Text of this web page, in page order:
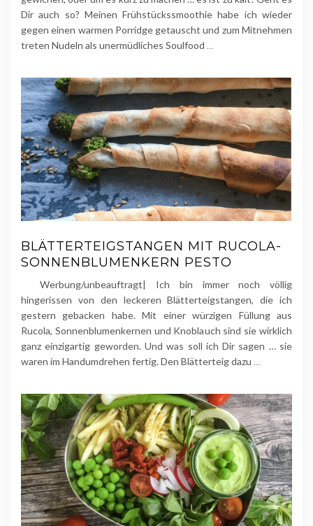
Dir auch so? Meinen Frühstückssmoothie habe ich wieder
gegen einen warmen Porridge getauscht und zum Mitnehmen
treten Nudeln als unermüdliches Soulfood …
BLÄTTERTEIGSTANGEN MIT RUCOLA-
SONNENBLUMENKERN PESTO
Werbung/unbeauftragt| Ich bin immer noch völlig
hingerissen von den leckeren Blätterteigstangen, die ich
gestern gebacken habe. Mit einer würzigen Füllung aus
Rucola, Sonnenblumenkernen und Knoblauch sind sie wirklich
ganz einzigartig geworden. Und was soll ich Dir sagen … sie
waren im Handumdrehen fertig. Den Blätterteig dazu …